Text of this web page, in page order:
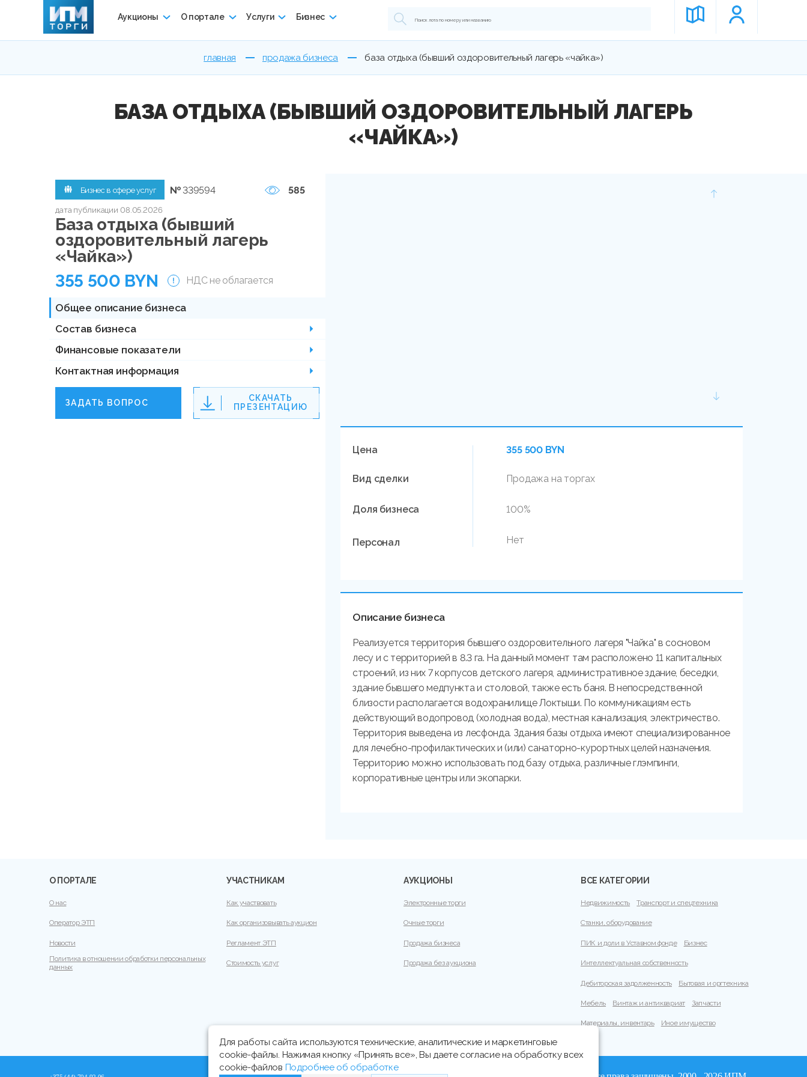
Аукционы О портале Услуги Бизнес
главная продажа бизнеса база отдыха (бывший оздоровительный лагерь «чайка»)
БАЗА ОТДЫХА (БЫВШИЙ ОЗДОРОВИТЕЛЬНЫЙ ЛАГЕРЬ
«ЧАЙКА»)
Бизнес в сфере услуг № 339594 585
дата публикации 08.05.2026
База отдыха (бывший
оздоровительный лагерь
«Чайка»)
355 500 BYN
НДС не облагается
Общее описание бизнеса
Состав бизнеса
Финансовые показатели
Контактная информация
ЗАДАТЬ ВОПРОС
СКАЧАТЬ
ПРЕЗЕНТАЦИЮ
Цена 355 500 BYN
Вид сделки Продажа на торгах
Доля бизнеса 100%
Персонал Нет
Описание бизнеса
Реализуется территория бывшего оздоровительного лагеря "Чайка" в сосновом
лесу и с территорией в 8.3 га. На данный момент там расположено 11 капитальных
строений, из них 7 корпусов детского лагеря, административное здание, беседки,
здание бывшего медпункта и столовой, также есть баня. В непосредственной
близости располагается водохранилище Локтыши. По коммуникациям есть
действующий водопровод (холодная вода), местная канализация, электричество.
Территория выведена из лесфонда. Здания базы отдыха имеют специализированное
для лечебно-профилактических и (или) санаторно-курортных целей назначения.
Территорию можно использовать под базу отдыха, различные глэмпинги,
корпоративные центры или экопарки.
О ПОРТАЛЕ
О нас
Оператор ЭТП
Новости
Политика в отношении обработки персональных
данных
УЧАСТНИКАМ
Как участвовать
Как организовывать аукцион
Регламент ЭТП
Стоимость услуг
АУКЦИОНЫ
Электронные торги
Очные торги
Продажа бизнеса
Продажа без аукциона
ВСЕ КАТЕГОРИИ
Недвижимость Транспорт и спецтехника
Станки, оборудование
ПИК и доли в Уставном фонде Бизнес
Интеллектуальная собственность
Дебиторская задолженность Бытовая и оргтехника
Мебель Винтаж и антиквариат Запчасти
Материалы, инвентарь Иное имущество
Для работы сайта используются технические, аналитические и маркетинговые
cookie-файлы. Нажимая кнопку «Принять все», Вы даете согласие на обработку всех
cookie-файлов Подробнее об обработке